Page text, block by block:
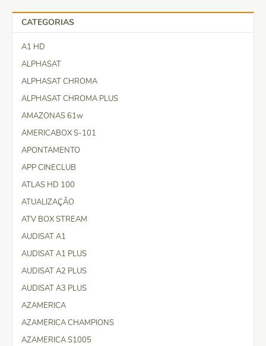
CATEGORIAS
A1 HD
ALPHASAT
ALPHASAT CHROMA
ALPHASAT CHROMA PLUS
AMAZONAS 61w
AMERICABOX S-101
APONTAMENTO
APP CINECLUB
ATLAS HD 100
ATUALIZAÇÃO
ATV BOX STREAM
AUDISAT A1
AUDISAT A1 PLUS
AUDISAT A2 PLUS
AUDISAT A3 PLUS
AZAMERICA
AZAMERICA CHAMPIONS
AZAMERICA S1005